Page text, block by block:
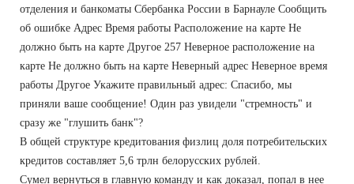
отделения и банкоматы Сбербанка России в Барнауле Сообщить
об ошибке Адрес Время работы Расположение на карте Не
должно быть на карте Другое 257 Неверное расположение на
карте Не должно быть на карте Неверный адрес Неверное время
работы Другое Укажите правильный адрес: Спасибо, мы
приняли ваше сообщение! Один раз увидели "стремность" и
сразу же "глушить банк"?
В общей структуре кредитования физлиц доля потребительских
кредитов составляет 5,6 трлн белорусских рублей.
Сумел вернуться в главную команду и как доказал, попал в нее